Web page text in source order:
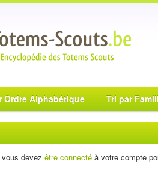
Ordre Alphabétique Tri par
devez être connectéà votre compte